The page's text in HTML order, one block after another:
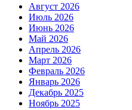
Август 2026
Июль 2026
Июнь 2026
Май 2026
Апрель 2026
Март 2026
Февраль 2026
Январь 2026
Декабрь 2025
Ноябрь 2025